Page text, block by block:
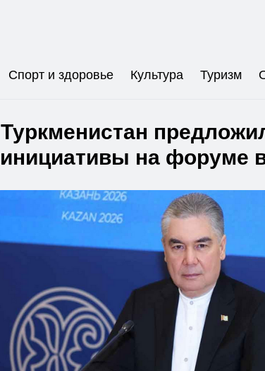
Спорт и здоровье Культура Туризм
Туркменистан
инициативы на форуме